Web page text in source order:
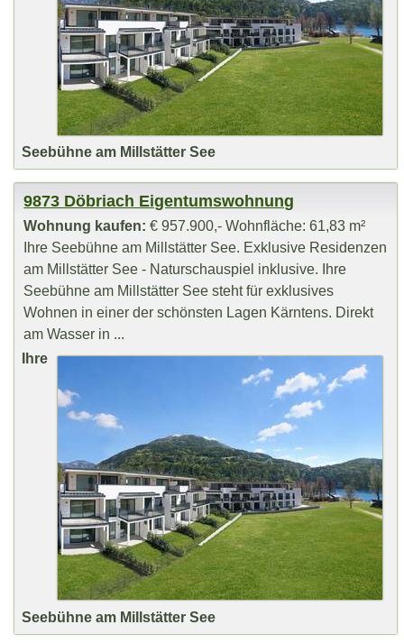
Seebühne am Millstätter See
9873 Döbriach Eigentumswohnung
Wohnung kaufen: € 957.900,- Wohnfläche: 61,83 m²
Ihre Seebühne am Millstätter See. Exklusive Residenzen
am Millstätter See - Naturschauspiel inklusive. Ihre
Seebühne am Millstätter See steht für exklusives
Wohnen in einer der schönsten Lagen Kärntens. Direkt
am Wasser in ...
Ihre
Seebühne am Millstätter See